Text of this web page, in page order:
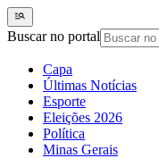
Buscar no portal
Capa
Últimas Notícias
Esporte
Eleições 2026
Política
Minas Gerais